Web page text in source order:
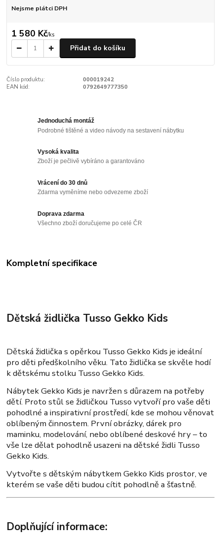
Nejsme plátci DPH
1 580 Kč/ks
Přidat do košíku
Číslo produktu:
000019242
EAN kód:
0792649777350
Jednoduchá montáž
Podrobné tištěné a video návody na sestavení nábytku
Vysoká kvalita
Zboží je pečlivě vybíráno a garantováno
Vrácení do 30 dnů
Zdarma vyměníme nebo odvezeme zboží
Doprava zdarma
Všechno zboží doručujeme po celé ČR
Kompletní specifikace
Dětská židlička Tusso Gekko Kids
Dětská židlička s opěrkou Tusso Gekko Kids je ideální
pro děti předškolního věku. Tato židlička se skvěle hodí
k dětskému stolku Tusso Gekko Kids.
Nábytek Gekko Kids je navržen s důrazem na potřeby
dětí. Proto stůl se židličkou Tusso vytvoří pro vaše děti
pohodlné a inspirativní prostředí, kde se mohou věnovat
oblíbeným činnostem. První obrázky, dárek pro
maminku, modelování, nebo oblíbené deskové hry – to
vše lze dělat pohodlně usazeni na dětské židli Tusso
Gekko Kids.
Vytvořte s dětským nábytkem Gekko Kids prostor, ve
kterém se vaše děti budou cítit pohodlně a šťastně.
Doplňující informace: